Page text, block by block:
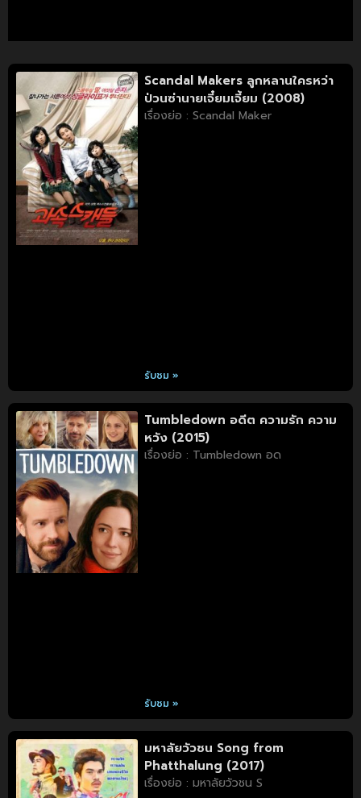
Scandal Makers ลูกหลานใครหว่า
ป่วนซ่านายเจี๋ยมเจี้ยม (2008)
เรื่องย่อ : Scandal Maker
รับชม »
Tumbledown อดีต ความรัก ความ
หวัง (2015)
เรื่องย่อ : Tumbledown อด
รับชม »
มหาลัยวัวชน Song from
Phatthalung (2017)
เรื่องย่อ : มหาลัยวัวชน S